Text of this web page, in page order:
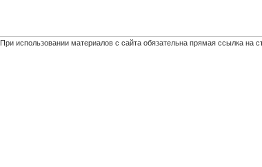
При использовании материалов с сайта обязательна прямая ссылка на